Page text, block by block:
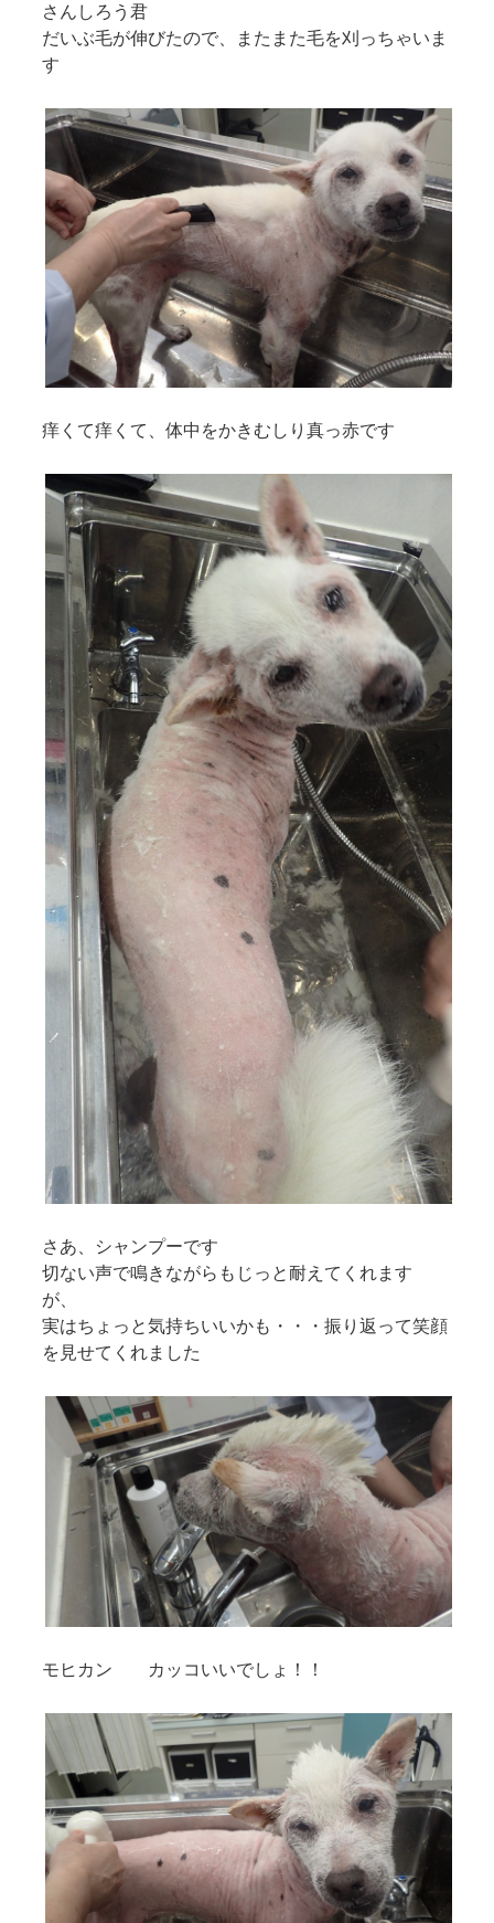
さんしろう君
だいぶ毛が伸びたので、またまた毛を刈っちゃいま
す
痒くて痒くて、体中をかきむしり真っ赤です
さあ、シャンプーです
切ない声で鳴きながらもじっと耐えてくれます
が、
実はちょっと気持ちいいかも・・・振り返って笑顔
を見せてくれました
モヒカン カッコいいでしょ！！